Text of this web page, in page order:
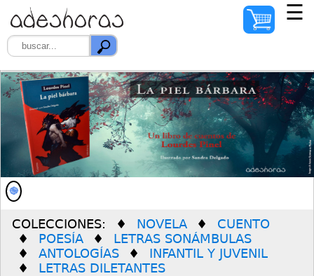
AUTORES
ILUSTRADORES
DISTRIBUIDORES
PREMIO SOLEDAD
VERDÚ
☰
COLECCIONES: NOVELA
CUENTO
POESÍA
LETRAS SONÁMBULAS
ANTOLOGÍAS
INFANTIL Y JUVENIL
LETRAS DILETANTES